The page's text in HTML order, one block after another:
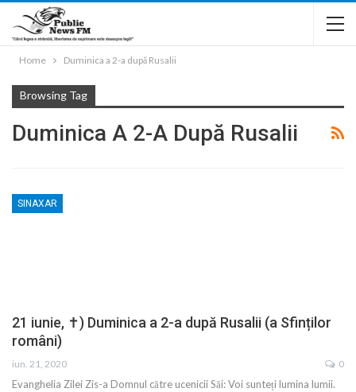
Home Duminica a 2-a după Rusalii
Browsing Tag
Duminica A 2-A După Rusalii
SINAXAR
21 iunie, ✝) Duminica a 2-a după Rusalii (a Sfinților
români)
iun. 21, 2020 0
Evanghelia Zilei Zis-a Domnul către ucenicii Săi: Voi sunteți lumina lumii.